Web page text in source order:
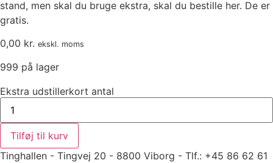
stand, men skal du bruge ekstra, skal du bestille her. De er
gratis.
0,00 kr. ekskl. moms
999 på lager
Ekstra udstillerkort antal
Tilføj til kurv
Tinghallen - Tingvej 20 - 8800 Viborg - Tlf.: +45 86 62 61